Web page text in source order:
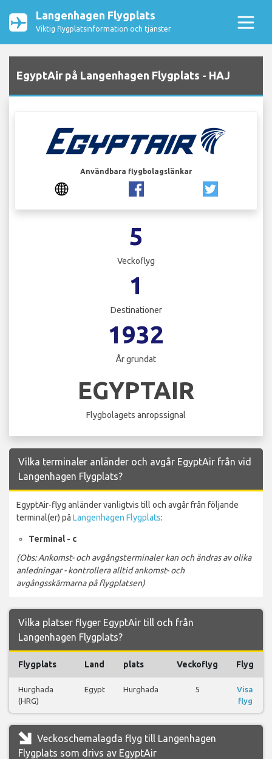
Langenhagen Flygplats
Viktig flygplatsinformation och tjänster
EgyptAir på Langenhagen Flygplats - HAJ
Användbara flygbolagslänkar
5
Veckoflyg
1
Destinationer
1932
År grundat
EGYPTAIR
Flygbolagets anropssignal
Vilka terminaler anländer och avgår EgyptAir från vid
Langenhagen Flygplats?
EgyptAir-flyg anländer vanligtvis till och avgår från följande
terminal(er) på Langenhagen Flygplats:
Terminal - c
(Obs: Ankomst- och avgångsterminaler kan och ändras av olika
anledningar - kontrollera alltid ankomst- och
avgångsskärmarna på flygplatsen)
Vilka platser flyger EgyptAir till och från
Langenhagen Flygplats?
Flygplats Land plats Veckoflyg Flyg
Hurghada
(HRG)
Egypt Hurghada 5
Visa
flyg
Veckoschemalagda flyg till Langenhagen
Flygplats som drivs av EgyptAir